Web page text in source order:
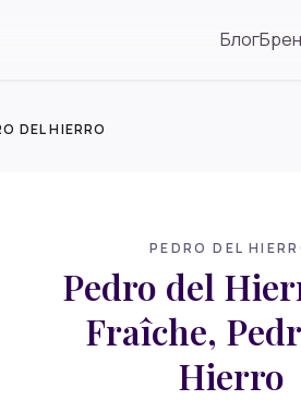
Блог
DEL HIERRO
PEDRO DEL
Pedro del
Fraîche,
Hierro